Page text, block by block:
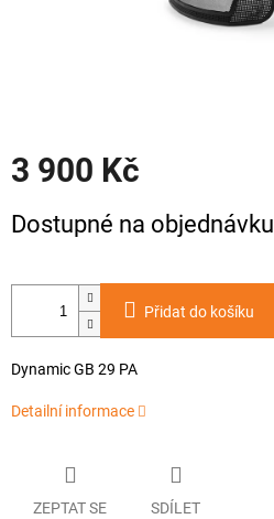
3 900 Kč
cena:
Dostupné na objednávku
Přidat do košíku
Dynamic GB 29 PA
Detailní informace
ZEPTAT SE SDÍLET